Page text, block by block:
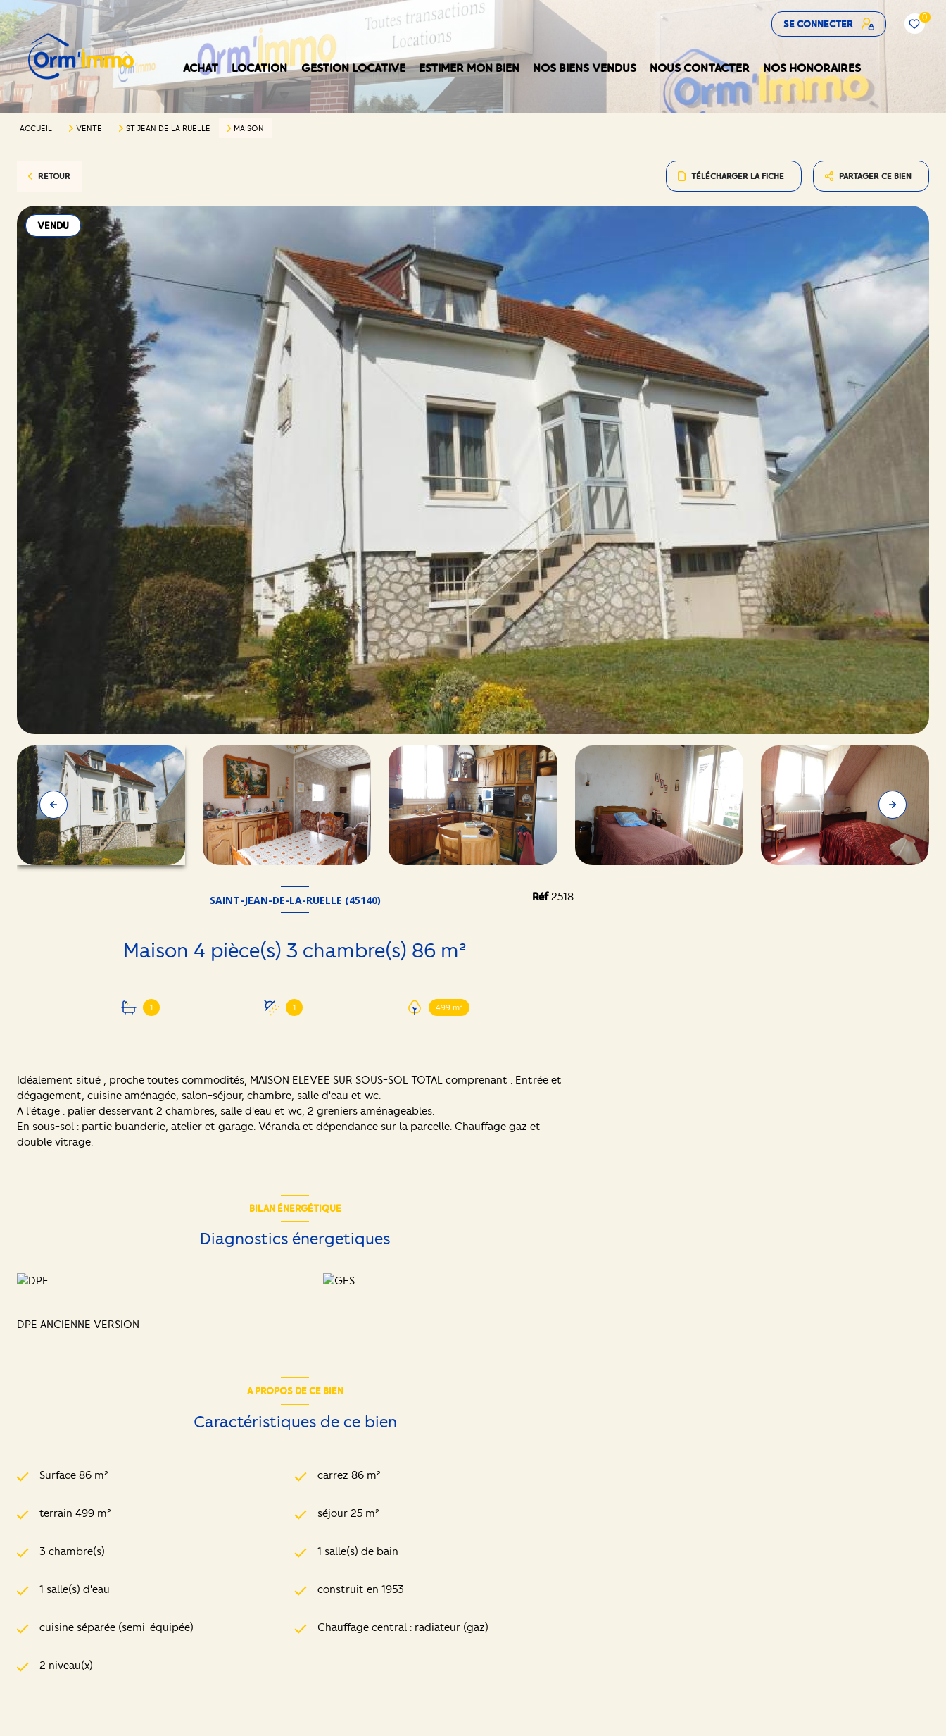
SE CONNECTER
0
ACHAT LOCATION GESTION LOCATIVE ESTIMER MON BIEN NOS BIENS VENDUS NOUS CONTACTER NOS HONORAIRES
ACCUEIL VENTE ST JEAN DE LA RUELLE MAISON
RETOUR TÉLÉCHARGER LA FICHE PARTAGER CE BIEN
VENDU
SAINT-JEAN-DE-LA-RUELLE (45140)
Maison 4 pièce(s) 3 chambre(s) 86 m²
1 1 499 m²
Réf2518
Idéalement situé , proche toutes commodités, MAISON ELEVEE SUR SOUS-SOL TOTAL comprenant : Entrée et
dégagement, cuisine aménagée, salon-séjour, chambre, salle d'eau et wc.
A l'étage : palier desservant 2 chambres, salle d'eau et wc; 2 greniers aménageables.
En sous-sol : partie buanderie, atelier et garage. Véranda et dépendance sur la parcelle. Chauffage gaz et
double vitrage.
BILAN ÉNERGÉTIQUE
Diagnostics énergetiques
DPE ANCIENNE VERSION
A PROPOS DE CE BIEN
Caractéristiques de ce bien
Surface 86 m² carrez 86 m²
terrain 499 m² séjour 25 m²
3 chambre(s) 1 salle(s) de bain
1 salle(s) d'eau construit en 1953
cuisine séparée (semi-équipée) Chauffage central : radiateur (gaz)
2 niveau(x)